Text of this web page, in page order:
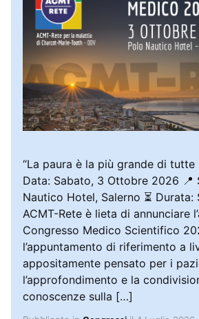
“La paura è la più grande di tutte
Data: Sabato, 3 Ottobre 2026 📍
Nautico Hotel, Salerno ⏳
ACMT-Rete è lieta di annunciare
Congresso Medico Scientifico
l’appuntamento di riferimento a
appositamente pensato per i
l’approfondimento e la
conoscenze sulla […]